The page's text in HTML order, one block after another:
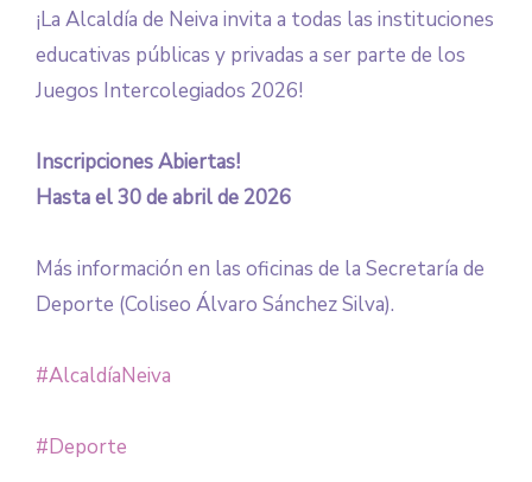
¡La Alcaldía de Neiva invita a todas las instituciones
educativas públicas y privadas a ser parte de los
Juegos Intercolegiados 2026!
Inscripciones Abiertas!
Hasta el 30 de abril de 2026
Más información en las oficinas de la Secretaría de
Deporte (Coliseo Álvaro Sánchez Silva).
#AlcaldíaNeiva
#Deporte